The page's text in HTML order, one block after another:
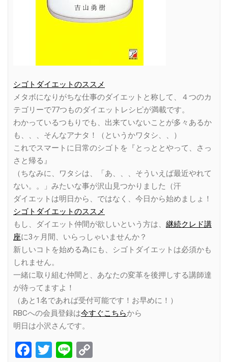
シゴトダイエットのススメ
メタボになりがちな仕事のダイエットと称して、４つのカ
テゴリーで77つものダイエットレシピが満載です。
わかっているつもりでも、出来ていないことが多々あるか
も、、、そんなアナタ！（というかワタシ、、）
これでスマートに日常のシゴトを『とっととやって、さっ
さと帰る』
（ちなみに、ワタシは、「あ、、、そういえば最近やれて
ない。。」みたいな事が沢山見つかりました（汗
ダイエットは明日から、ではなく、今日から始めましょ！
シゴトダイエットのススメ
もし、ダイエット仲間が欲しいという方は、 継続クレド講
座に3ヶ月間、いらっしゃいませんか？
新しいコトを始める為にも、シゴトダイエットは必須かも
しれません。
一緒に取り組む仲間と、あなたの変革を後押しする講師達
が待ってますよ！
（あと1名であれば受付可能です！お早めに！）
RBCへの会員登録は今すぐこちらから
明日は小沢さんです。
Facebook
Twitter
Line